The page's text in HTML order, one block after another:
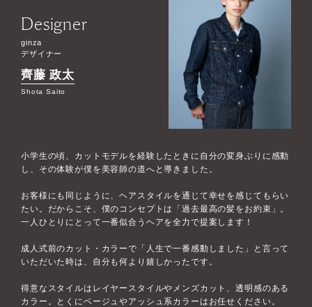
Designer
ginza
デザイナー
齊藤 政太
Shota Saito
小学生の頃、カットモデルを経験したときに自分の変身ぶりに感動
し、その体験が僕を美容師の道へと導きました。
お客様にも同じように、ヘアスタイルを通じて幸せを感じてもらい
たい。だからこそ、僕のコンセプトは「過去最高の髪をお約束」。
一人ひとりにとって一番似合うヘアを全力で提案します！
成人式前のカット・カラーで「人生で一番感動しました」と言って
いただいた時は、自分も何より嬉しかったです。
得意なスタイルはレイヤースタイルやメンズカット、透明感のある
カラー。とくにベージュやアッシュ系カラーはお任せください。